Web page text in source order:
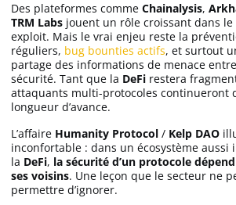
Des plateformes comme Chainalysis,
TRM Labs jouent un rôle croissant dans le
exploit. Mais le vrai enjeu reste la
réguliers, bug bounties actifs, et surtout
partage des informations de menace
sécurité. Tant que la DeFi restera
attaquants multi-protocoles continueront
longueur d’avance.
L’affaire Humanity Protocol / Kelp DAO
inconfortable : dans un écosystème aussi
la DeFi, la sécurité d’un protocole
ses voisins. Une leçon que le secteur ne
permettre d’ignorer.